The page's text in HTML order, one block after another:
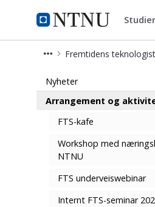
NTNU Hjemmeside
FremtidensStudier
Fremtidens
Seminarer,
Nyheter
Arrangement og
FTS-kafe
Workshop med
NTNU
FTS underveiswebinar
Internt FTS-seminar